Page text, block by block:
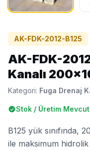
AK-FDK-2012-B125
AK-FDK-
Kanalı
Kategori: Fuga Drenaj
Stok / Üretim Mevcut
B125 yük sınıfında,
ile maksimum